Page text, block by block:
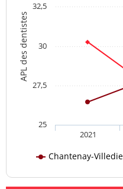
APL des dentistes
Chantenay-
2021
25
27,5
30
32,5